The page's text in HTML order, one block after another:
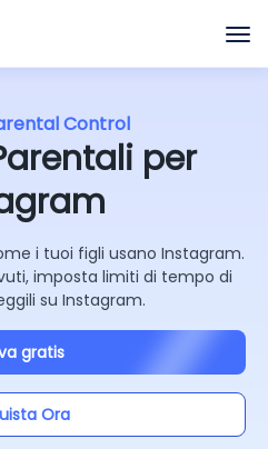
Control
per
i tuoi figli usano Instagram.
imposta limiti di tempo di
su Instagram.
gratis
Ora